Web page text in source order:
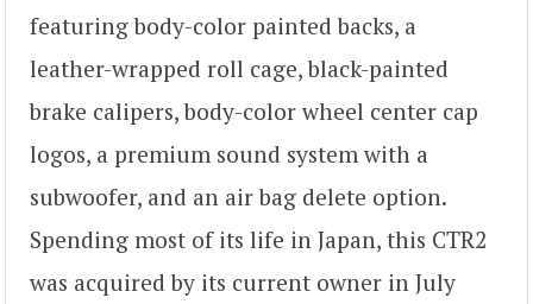
featuring body-color painted backs, a
leather-wrapped roll cage, black-painted
brake calipers, body-color wheel center cap
logos, a premium sound system with a
subwoofer, and an air bag delete option.
Spending most of its life in Japan, this CTR2
was acquired by its current owner in July